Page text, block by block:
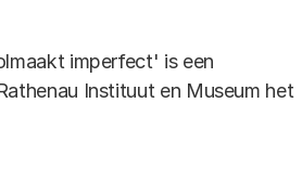
imperfect' is een
Instituut en Museum het